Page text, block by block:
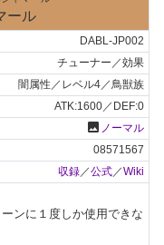
ール
DABL-JP002
チューナー／効果
闇属性／レベル4／鳥獣族
ATK:1600／DEF:0
photo ノーマル
08571567
収録／公式／Wiki
ンに１度しか使用できな